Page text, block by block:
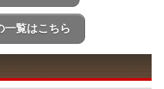
一覧はこちら